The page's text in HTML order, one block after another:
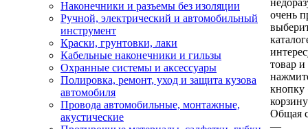
Наконечники и разъемы без изоляции
Ручной, электрический и автомобильный
инструмент
Краски, грунтовки, лаки
Кабельные наконечники и гильзы
Охранные системы и аксессуары
Полировка, ремонт, уход и защита кузова
автомобиля
Провода автомобильные, монтажные,
акустические
очень
товар и
кнопку
Общая
—